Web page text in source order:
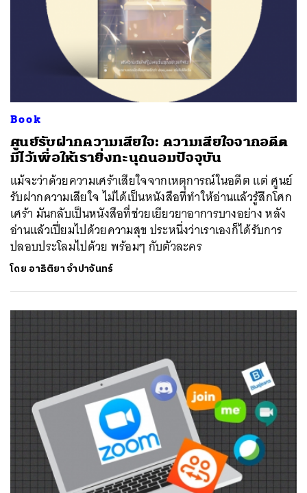
Book
ศูนย์รับฝากความเสียใจ: ความเสียใจจากอดีต
มีไว้เพื่อให้เรายิ่งทะนุถนอมปัจจุบัน
แม้จะว่าด้วยความเศร้าเสียใจจากเหตุการณ์ในอดีต แต่ ศูนย์
รับฝากความเสียใจ ไม่ได้เป็นหนังสือที่ทำให้อ่านแล้วรู้สึกโศก
เศร้า มันกลับเป็นหนังสือที่ช่วยเยียวยาอาการบางอย่าง หลัง
อ่านแล้วเปี่ยมไปด้วยความสุข ประหนึ่งว่าเราเองก็ได้รับการ
ปลอบประโลมไปด้วย พร้อมๆ กับตัวละคร
โดย อาธิติยา จำปาจันทร์